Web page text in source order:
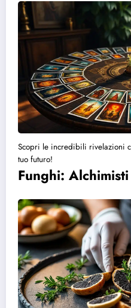
Scopri le incredibili rivelazioni
tuo futuro!
Funghi: